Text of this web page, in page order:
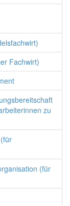
Fachwirt)
zu
(für